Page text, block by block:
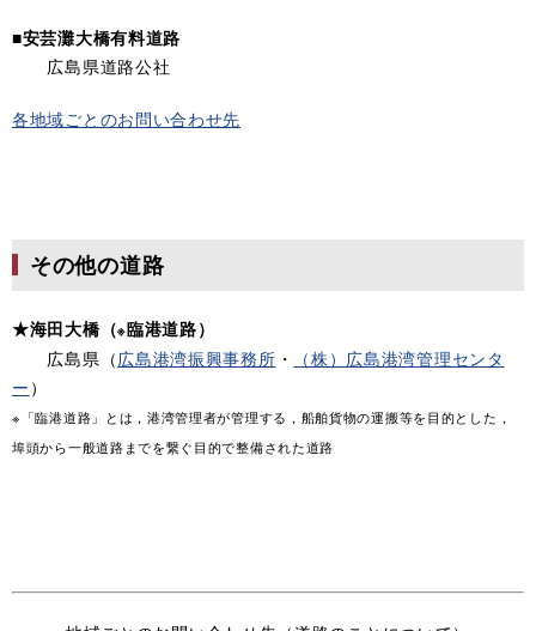
■安芸灘大橋有料道路
広島県道路公社
各地域ごとのお問い合わせ先
その他の道路
★海田大橋（※臨港道路）
広島県（広島港湾振興事務所 ・
（株）広島港湾管理センタ
ー ）
※「臨港道路」とは，港湾管理者が管理する，船舶貨物の運搬等を目的とした，
埠頭から一般道路までを繋ぐ目的で整備された道路